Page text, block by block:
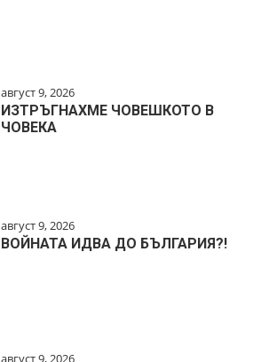
август 9, 2026
ИЗТРЪГНАХМЕ ЧОВЕШКОТО В
ЧОВЕКА
август 9, 2026
ВОЙНАТА ИДВА ДО БЪЛГАРИЯ?!
август 9, 2026